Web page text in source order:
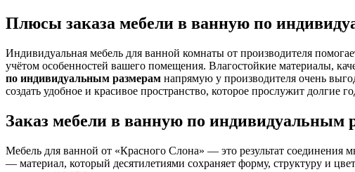
Плюсы заказа мебели в ванную по
Индивидуальная мебель для ванной комнаты от производителя
учётом особенностей вашего помещения. Влагостойкие материалы,
по индивидуальным размерам напрямую у производителя очень
создать удобное и красивое пространство, которое прослужит долгие
Заказ мебели в ванную по индивидуальным
Мебель для ванной от «Красного Слона» — это результат соединения
— материал, который десятилетиями сохраняет форму, структуру и